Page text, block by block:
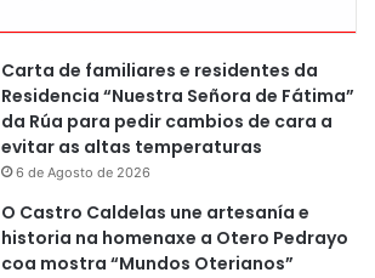
Carta de familiares e residentes da
Residencia “Nuestra Señora de Fátima”
da Rúa para pedir cambios de cara a
evitar as altas temperaturas
6 de Agosto de 2026
O Castro Caldelas une artesanía e
historia na homenaxe a Otero Pedrayo
coa mostra “Mundos Oterianos”